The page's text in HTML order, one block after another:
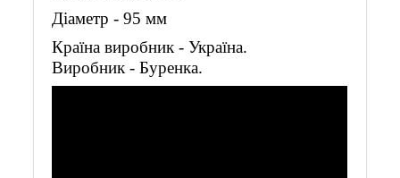
Діаметр - 95 мм
Країна виробник - Україна.
Виробник - Буренка.